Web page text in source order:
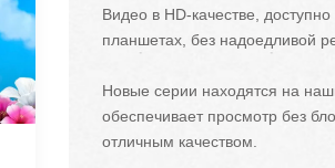
Видео в HD-качестве,
планшетах, без надоедливой
Новые серии находятся на
обеспечивает просмотр без
отличным качеством.